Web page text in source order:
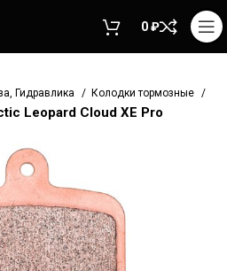
0₽
Гидравлика Колодки тормозные
Leopard Cloud XE Pro